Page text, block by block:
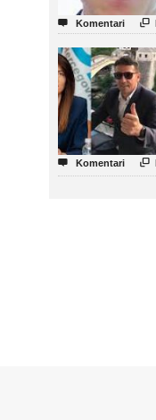
 Komentari 
 Komentari 